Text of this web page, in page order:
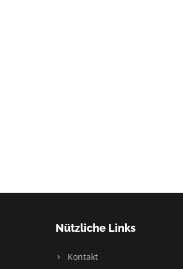
Nützliche Links
Kontakt